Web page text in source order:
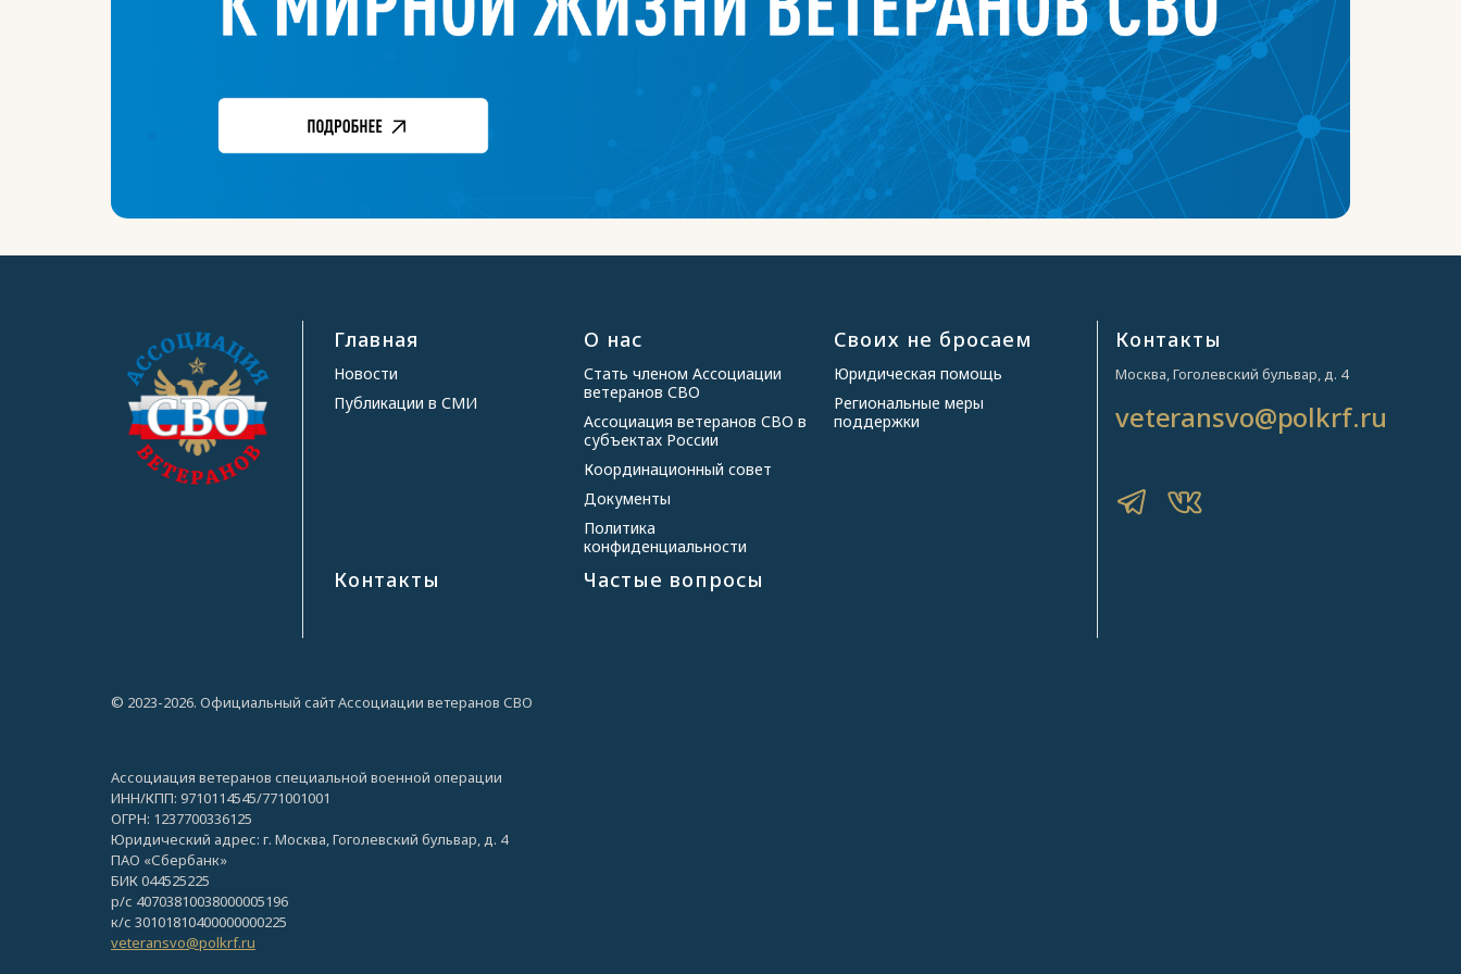
Главная
Новости
Публикации в СМИ
О нас
Стать членом Ассоциации
ветеранов СВО
Ассоциация ветеранов СВО в
субъектах России
Координационный совет
Документы
Политика
конфиденциальности
Своих не бросаем
Юридическая помощь
Региональные меры
поддержки
Контакты Частые вопросы
Контакты
Москва, Гоголевский бульвар, д. 4
veteransvo@polkrf.ru
© 2023-2026. Официальный сайт Ассоциации ветеранов СВО
Ассоциация ветеранов специальной военной операции
ИНН/КПП: 9710114545/771001001
ОГРН: 1237700336125
Юридический адрес: г. Москва, Гоголевский бульвар, д. 4
ПАО «Сбербанк»
БИК 044525225
р/с 40703810038000005196
к/с 30101810400000000225
veteransvo@polkrf.ru